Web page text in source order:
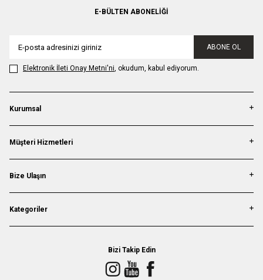
E-BÜLTEN ABONELIĞI
ABONE OL
Elektronik İleti Onay Metni'ni, okudum, kabul ediyorum.
Kurumsal
Müşteri Hizmetleri
Bize Ulaşın
Kategoriler
Bizi Takip Edin